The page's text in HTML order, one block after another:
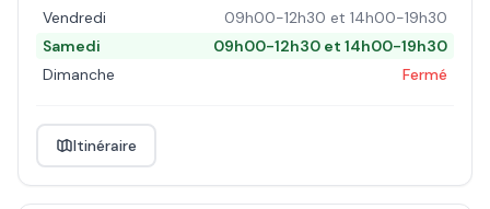
Vendredi
09h00-12h30 et 14h00-19h30
Samedi
09h00-12h30 et 14h00-19h30
Dimanche
Fermé
Itinéraire